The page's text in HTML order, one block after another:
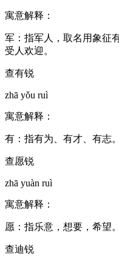
寓意解释：
军：指军人，取名用象征
受人欢迎。
查有锐
zhā yǒu ruì
寓意解释：
有：指有为、有才、有志。
查愿锐
zhā yuàn ruì
寓意解释：
愿：指乐意，想要，希望。
查迪锐